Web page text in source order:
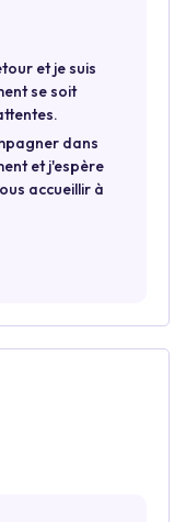
et je suis
se soit
dans
et j'espère
accueillir à